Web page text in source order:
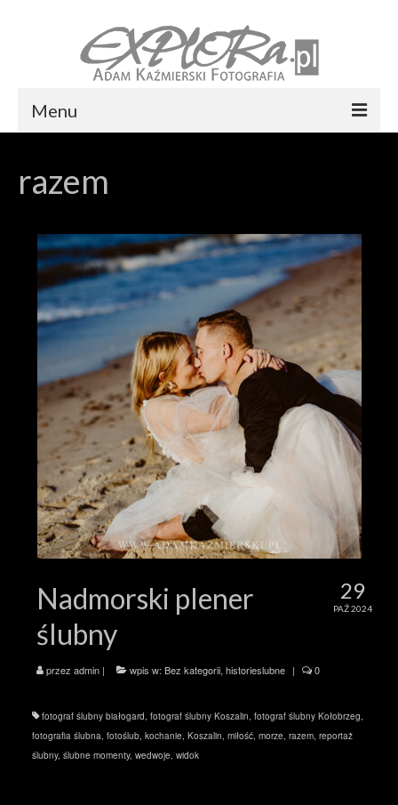
Menu
Reportaż ślubny
Usługi
Portfolio
Blog
Kontakt
razem
29
PAŹ 2024
Nadmorski plener
ślubny
przez admin | wpis w: Bez kategorii, historieslubne | 0
fotograf ślubny białogard, fotograf ślubny Koszalin, fotograf ślubny Kołobrzeg,
fotografia ślubna, fotoślub, kochanie, Koszalin, miłość, morze, razem, reportaż
ślubny, ślubne momenty, wedwoje, widok